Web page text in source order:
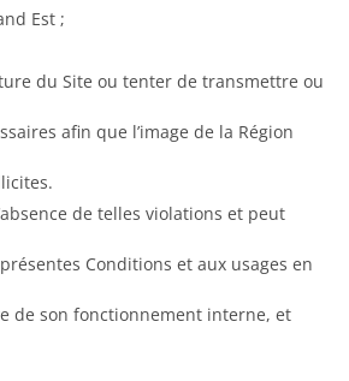
Est ;
du Site ou tenter de transmettre ou
afin que l’image de la Région
de telles violations et peut
Conditions et aux usages en
de son fonctionnement interne, et